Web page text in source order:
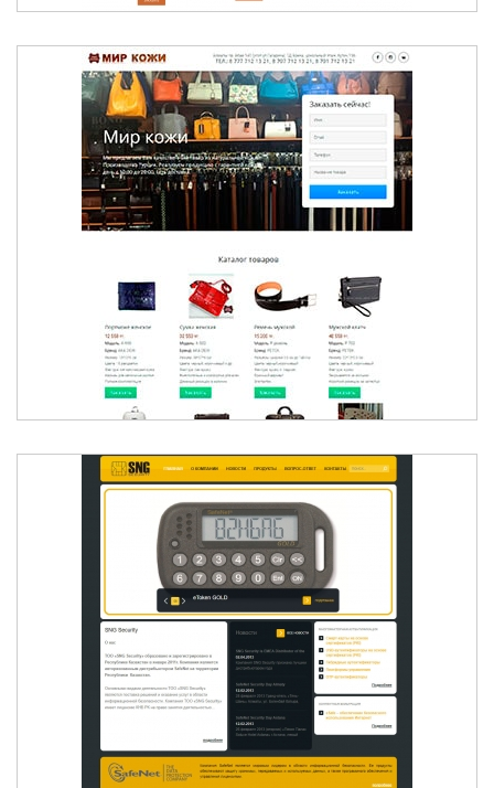
МИР КОЖИ
SNG SECURITY